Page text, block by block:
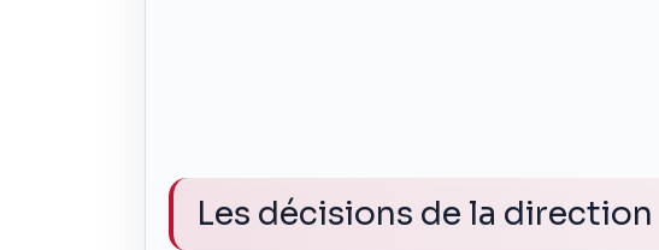
Les décisions de la direction